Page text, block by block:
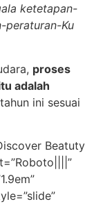
ketetapan-
peraturan-Ku
proses
adalah
ini sesuai
Beatuty